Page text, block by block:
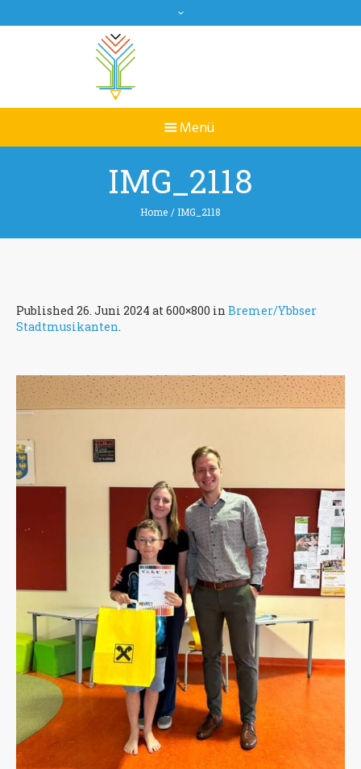
IMG_2118
Home / IMG_2118
Published26. Juni 2024 at 600×800 in Bremer/Ybbser
Stadtmusikanten.